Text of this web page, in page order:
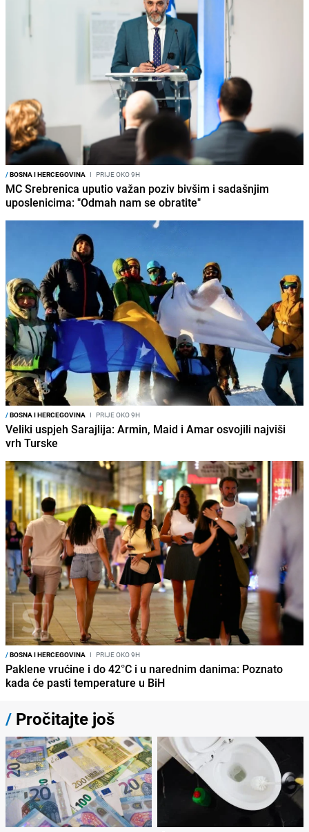
/BOSNA I HERCEGOVINA I PRIJE OKO 9H
MC Srebrenica uputio važan poziv bivšim i sadašnjim
uposlenicima: "Odmah nam se obratite"
/BOSNA I HERCEGOVINA I PRIJE OKO 9H
Veliki uspjeh Sarajlija: Armin, Maid i Amar osvojili najviši
vrh Turske
/BOSNA I HERCEGOVINA I PRIJE OKO 9H
Paklene vrućine i do 42°C i u narednim danima: Poznato
kada će pasti temperature u BiH
/ Pročitajte još